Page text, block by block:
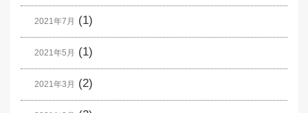
2021年7月 (1)
2021年5月 (1)
2021年3月 (2)